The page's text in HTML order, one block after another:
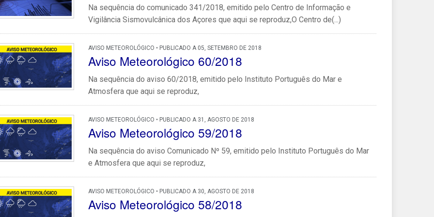
Na sequência do comunicado 341/2018, emitido pelo Centro de Informação e
Vigilância Sismovulcânica dos Açores que aqui se reproduz,O Centro de(...)
AVISO METEOROLÓGICO • PUBLICADO A 05, SETEMBRO DE 2018
Aviso Meteorológico 60/2018
Na sequência do aviso 60/2018, emitido pelo Instituto Português do Mar e
Atmosfera que aqui se reproduz,
AVISO METEOROLÓGICO • PUBLICADO A 31, AGOSTO DE 2018
Aviso Meteorológico 59/2018
Na sequência do aviso Comunicado Nº 59, emitido pelo Instituto Português do Mar
e Atmosfera que aqui se reproduz,
AVISO METEOROLÓGICO • PUBLICADO A 30, AGOSTO DE 2018
Aviso Meteorológico 58/2018